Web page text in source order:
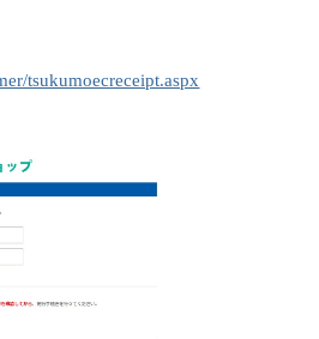
tsukumoecreceipt.aspx